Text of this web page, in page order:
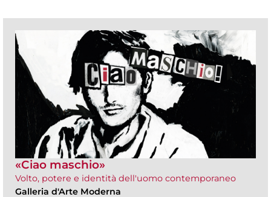
«Ciao maschio»
Volto, potere e identità dell'uomo contemporaneo
Galleria d'Arte Moderna